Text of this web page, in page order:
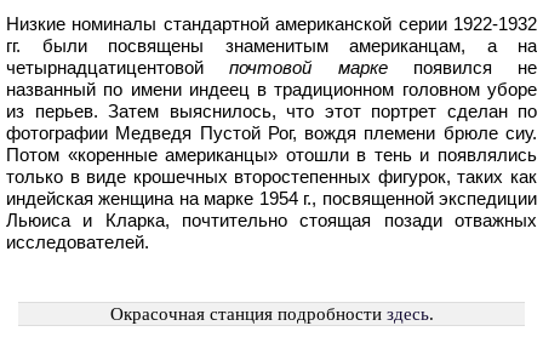
Низкие номиналы стандартной американской серии 1922-1932
гг. были посвящены знаменитым американцам, а на
четырнадцатицентовойпочтовой маркепоявился не
названный по имени индеец в традиционном головном уборе
из перьев. Затем выяснилось, что этот портрет сделан по
фотографии Медведя Пустой Рог, вождя племени брюле сиу.
Потом «коренные американцы» отошли в тень и появлялись
только в виде крошечных второстепенных фигурок, таких как
индейская женщина на марке 1954 г., посвященной экспедиции
Льюиса и Кларка, почтительно стоящая позади отважных
исследователей.
Окрасочная станция подробности здесь.